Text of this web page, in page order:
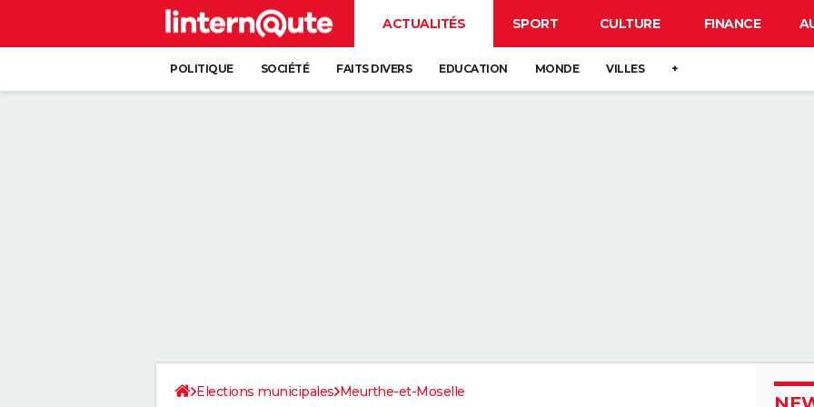
ACTUALITÉS SPORT CULTURE FINANCE
POLITIQUE SOCIÉTÉ FAITS DIVERS EDUCATION MONDE VILLES +
Elections municipales Meurthe-et-Moselle